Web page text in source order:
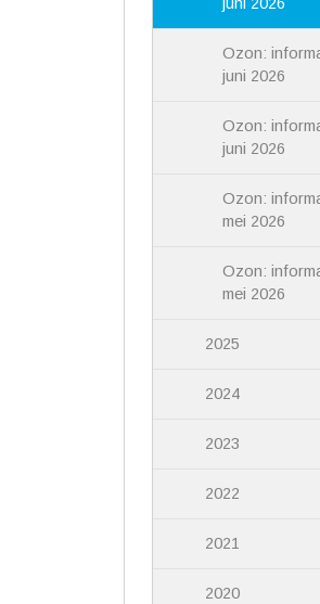
juni 2026
Ozon:
juni 2026
Ozon:
juni 2026
Ozon:
mei 2026
Ozon:
mei 2026
2025
2024
2023
2022
2021
2020